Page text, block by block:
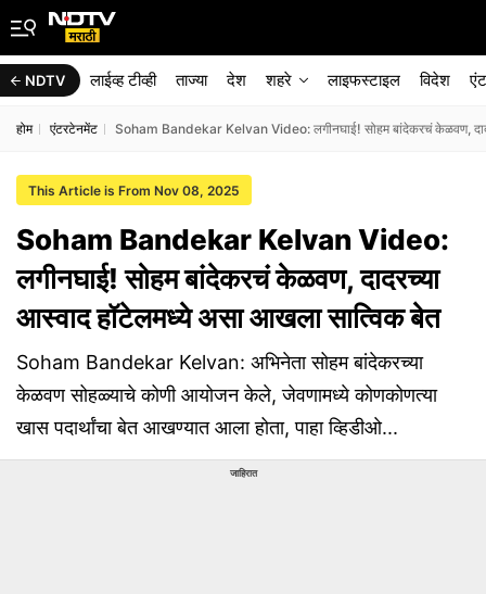
NDTV लाईव्ह टीव्ही ताज्या देश शहरे लाइफस्टाइल विदेश
होम एंटरटेनमेंट Soham Bandekar Kelvan Video: लगीनघाई! सोहम बांदेकरचं केळवण,
This Article is From Nov 08, 2025
Soham Bandekar Kelvan Video:
लगीनघाई! सोहम बांदेकरचं केळवण, दादरच्या
आस्वाद हॉटेलमध्ये असा आखला सात्विक बेत
Soham Bandekar Kelvan: अभिनेता सोहम बांदेकरच्या
केळवण सोहळ्याचे कोणी आयोजन केले, जेवणामध्ये कोणकोणत्या
खास पदार्थांचा बेत आखण्यात आला होता, पाहा व्हिडीओ...
जाहिरात